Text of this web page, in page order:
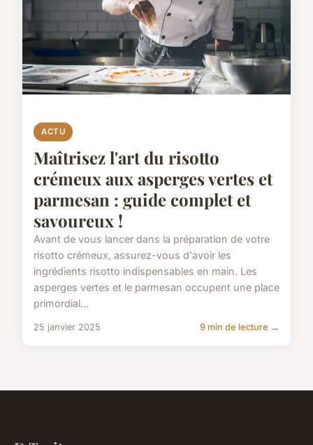
ACTU
Maîtrisez l'art du risotto
crémeux aux asperges vertes et
parmesan : guide complet et
savoureux !
Avant de vous lancer dans la préparation de votre
risotto crémeux, assurez-vous d'avoir les
ingrédients risotto indispensables en main. Les
asperges vertes et le parmesan occupent une place
primordial...
25 janvier 2025 9 min de lecture →